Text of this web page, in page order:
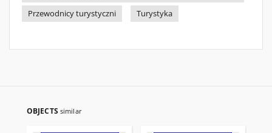
Przewodnicy turystyczni
Turystyka
OBJECTS similar